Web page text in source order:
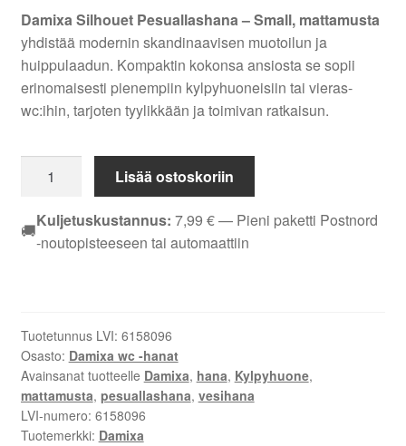
Damixa Silhouet Pesuallashana – Small, mattamusta
yhdistää modernin skandinaavisen muotoilun ja
huippulaadun. Kompaktin kokonsa ansiosta se sopii
erinomaisesti pienempiin kylpyhuoneisiin tai vieras-
wc:ihin, tarjoten tyylikkään ja toimivan ratkaisun.
Silhouet
Pesuallashana
-
mattamusta
Lisää ostoskoriin
🚚Kuljetuskustannus: 7,99 €— Pieni paketti Postnord
-noutopisteeseen tai automaattiin
Tuotetunnus LVI: 6158096
Osasto: Damixa wc -hanat
Avainsanat tuotteelle Damixa, hana, Kylpyhuone,
mattamusta, pesuallashana, vesihana
LVI-numero: 6158096
Tuotemerkki: Damixa